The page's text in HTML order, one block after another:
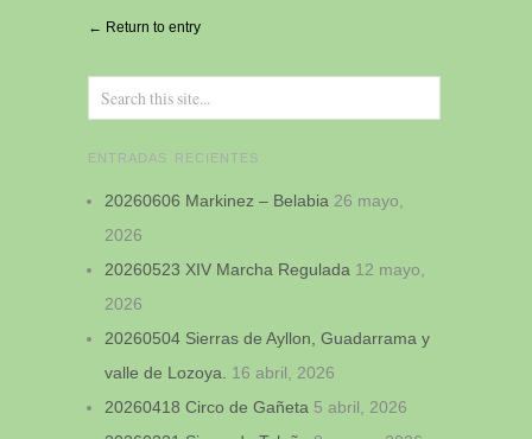
Alternative:
← Return to entry
ENTRADAS RECIENTES
20260606 Markinez – Belabia 26 mayo,
2026
20260523 XIV Marcha Regulada 12 mayo,
2026
20260504 Sierras de Ayllon, Guadarrama y
valle de Lozoya.
16 abril, 2026
20260418 Circo de Gañeta 5 abril, 2026